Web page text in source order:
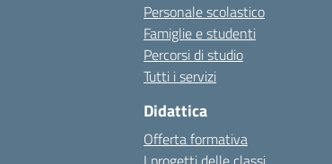
Personale scolastico
Famiglie e studenti
Percorsi di studio
Tutti i servizi
Didattica
Offerta formativa